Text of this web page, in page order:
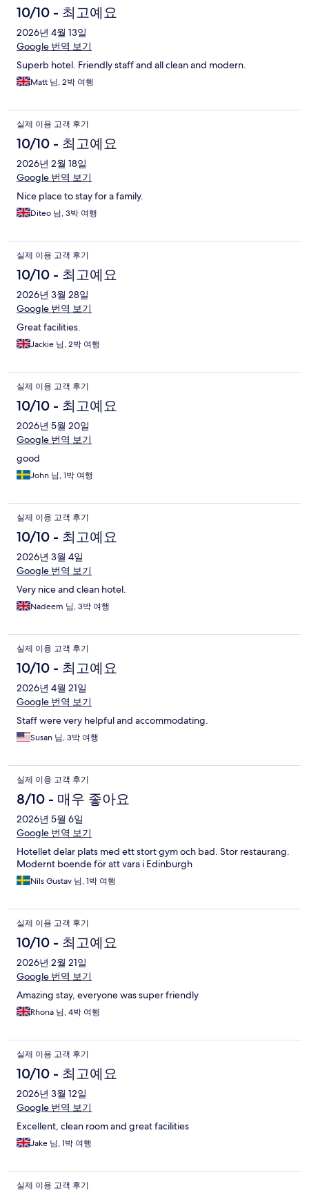
10/10 - 최고예요
2026년 4월 13일
Google 번역 보기
Superb hotel. Friendly staff and all clean and modern.
Matt 님, 2박 여행
실제 이용 고객 후기
10/10 - 최고예요
2026년 2월 18일
Google 번역 보기
Nice place to stay for a family.
Diteo 님, 3박 여행
실제 이용 고객 후기
10/10 - 최고예요
2026년 3월 28일
Google 번역 보기
Great facilities.
Jackie 님, 2박 여행
실제 이용 고객 후기
10/10 - 최고예요
2026년 5월 20일
Google 번역 보기
good
John 님, 1박 여행
실제 이용 고객 후기
10/10 - 최고예요
2026년 3월 4일
Google 번역 보기
Very nice and clean hotel.
Nadeem 님, 3박 여행
실제 이용 고객 후기
10/10 - 최고예요
2026년 4월 21일
Google 번역 보기
Staff were very helpful and accommodating.
Susan 님, 3박 여행
실제 이용 고객 후기
8/10 - 매우 좋아요
2026년 5월 6일
Google 번역 보기
Hotellet delar plats med ett stort gym och bad. Stor restaurang.
Modernt boende för att vara i Edinburgh
Nils Gustav 님, 1박 여행
실제 이용 고객 후기
10/10 - 최고예요
2026년 2월 21일
Google 번역 보기
Amazing stay, everyone was super friendly
Rhona 님, 4박 여행
실제 이용 고객 후기
10/10 - 최고예요
2026년 3월 12일
Google 번역 보기
Excellent, clean room and great facilities
Jake 님, 1박 여행
실제 이용 고객 후기